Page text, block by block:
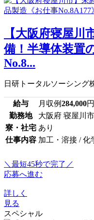
【大阪府寝屋川
備！半導体装置
No.8...
日研トータルソーシング
給与 月収例284,000円
勤務地
大阪府 寝屋川市
寮・社宅 あり
仕事内容 加工・溶接 / 化
＼最短45秒で完了／
応募へ進む
詳しく
見る
スペシャル